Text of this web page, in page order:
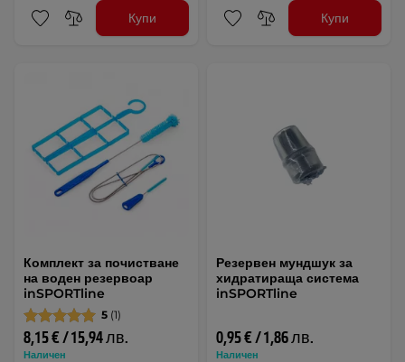
Купи Купи
Комплект за почистване
на воден резервоар
inSPORTline
5 (1)
8,15 € / 15,94 лв.
Наличен
Резервен мундшук за
хидратираща система
inSPORTline
0,95 € / 1,86 лв.
Наличен